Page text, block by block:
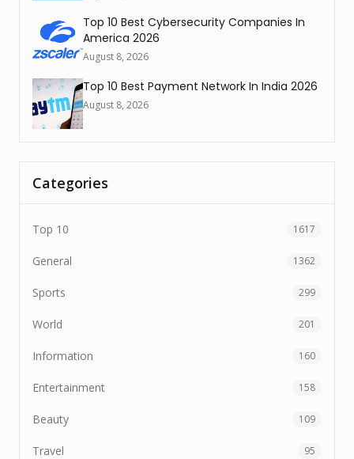
Top 10 Best Cybersecurity Companies In
America 2026
August 8, 2026
Top 10 Best Payment Network In India 2026
August 8, 2026
Categories
Top 10 1617
General 1362
Sports 299
World 201
Information 160
Entertainment 158
Beauty 109
Travel 95